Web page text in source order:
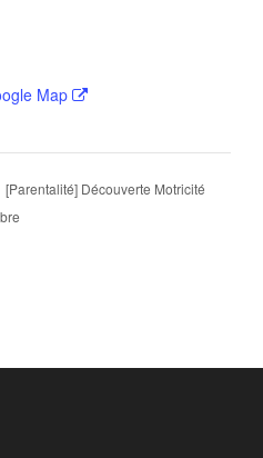
Map
[Parentalité] Découverte Motricité